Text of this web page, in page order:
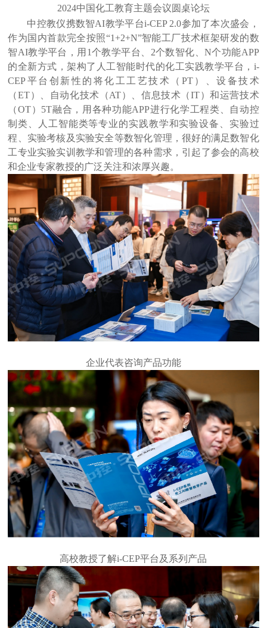
2024中国化工教育主题会议圆桌论坛
中控教仪携数智AI教学平台i-CEP 2.0参加了本次盛会，
作为国内首款完全按照“1+2+N”智能工厂技术框架研发的数
智AI教学平台，用1个教学平台、2个数智化、N个功能APP
的全新方式，架构了人工智能时代的化工实践教学平台，i-
CEP平台创新性的将化工工艺技术（PT）、设备技术
（ET）、自动化技术（AT）、信息技术（IT）和运营技术
（OT）5T融合，用各种功能APP进行化学工程类、自动控
制类、人工智能类等专业的实践教学和实验设备、实验过
程、实验考核及实验安全等数智化管理，很好的满足数智化
工专业实验实训教学和管理的各种需求，引起了参会的高校
和企业专家教授的广泛关注和浓厚兴趣。
企业代表咨询产品功能
高校教授了解i-CEP平台及系列产品